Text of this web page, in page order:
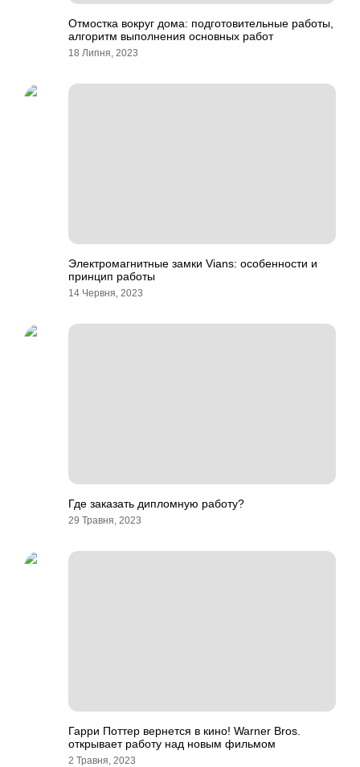
Отмостка вокруг дома: подготовительные работы,
алгоритм выполнения основных работ
18 Липня, 2023
Электромагнитные замки Vians: особенности и
принцип работы
14 Червня, 2023
Где заказать дипломную работу?
29 Травня, 2023
Гарри Поттер вернется в кино! Warner Bros.
открывает работу над новым фильмом
2 Травня, 2023